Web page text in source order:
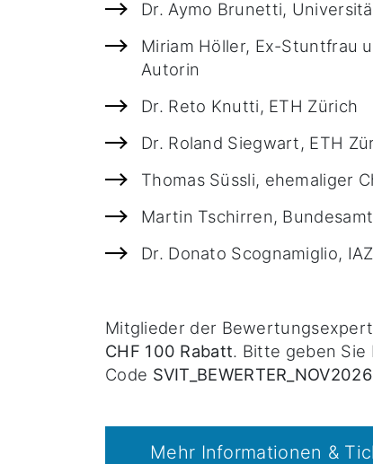
Dr. Aymo Brunetti,
Miriam Höller, Ex-Stuntfrau
Autorin
Dr. Reto Knutti, ETH Zürich
Dr. Roland Siegwart, ETH
Thomas Süssli, ehemaliger
Martin Tschirren,
Dr. Donato Scognamiglio,
Mitglieder der
CHF 100 Rabatt. Bitte geben Sie
Code SVIT_BEWERTER_NOV2026
Mehr Informationen &